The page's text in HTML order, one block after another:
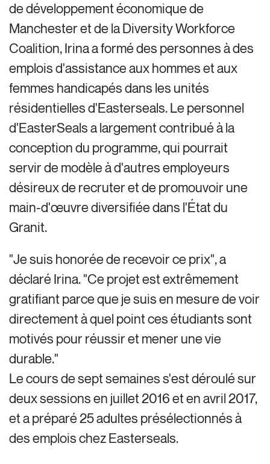
de développement économique de
Manchester et de la Diversity Workforce
Coalition, Irina a formé des personnes à des
emplois d'assistance aux hommes et aux
femmes handicapés dans les unités
résidentielles d'Easterseals. Le personnel
d'EasterSeals a largement contribué à la
conception du programme, qui pourrait
servir de modèle à d'autres employeurs
désireux de recruter et de promouvoir une
main-d'œuvre diversifiée dans l'État du
Granit.
"Je suis honorée de recevoir ce prix", a
déclaré Irina. "Ce projet est extrêmement
gratifiant parce que je suis en mesure de voir
directement à quel point ces étudiants sont
motivés pour réussir et mener une vie
durable."
Le cours de sept semaines s'est déroulé sur
deux sessions en juillet 2016 et en avril 2017,
et a préparé 25 adultes présélectionnés à
des emplois chez Easterseals.